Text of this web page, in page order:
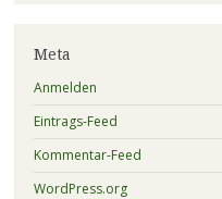
Meta
Anmelden
Eintrags-Feed
Kommentar-Feed
WordPress.org